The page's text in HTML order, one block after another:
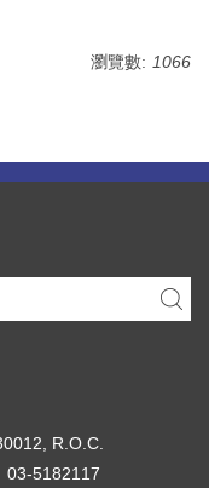
瀏覽數: 1066
R.O.C.
5182117